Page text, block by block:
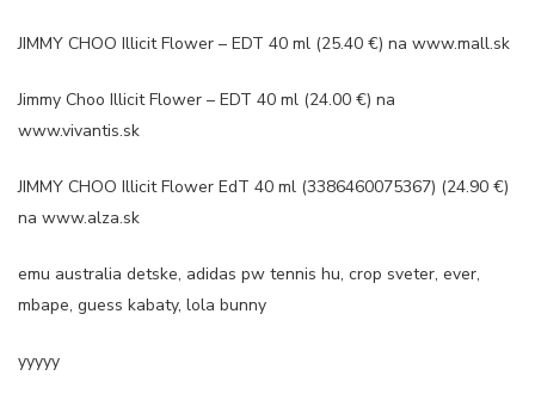
JIMMY CHOO Illicit Flower – EDT 40 ml (25.40 €) na www.mall.sk
Jimmy Choo Illicit Flower – EDT 40 ml (24.00 €) na
www.vivantis.sk
JIMMY CHOO Illicit Flower EdT 40 ml (3386460075367) (24.90 €)
na www.alza.sk
emu australia detske, adidas pw tennis hu, crop sveter, ever,
mbape, guess kabaty, lola bunny
yyyyy